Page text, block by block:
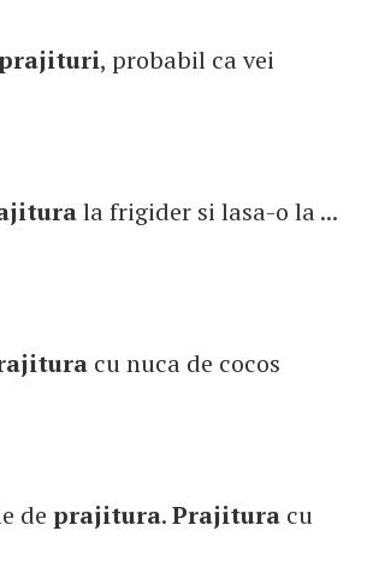
, probabil ca vei
la frigider si lasa-o la ...
cu nuca de cocos
de prajitura.Prajitura cu